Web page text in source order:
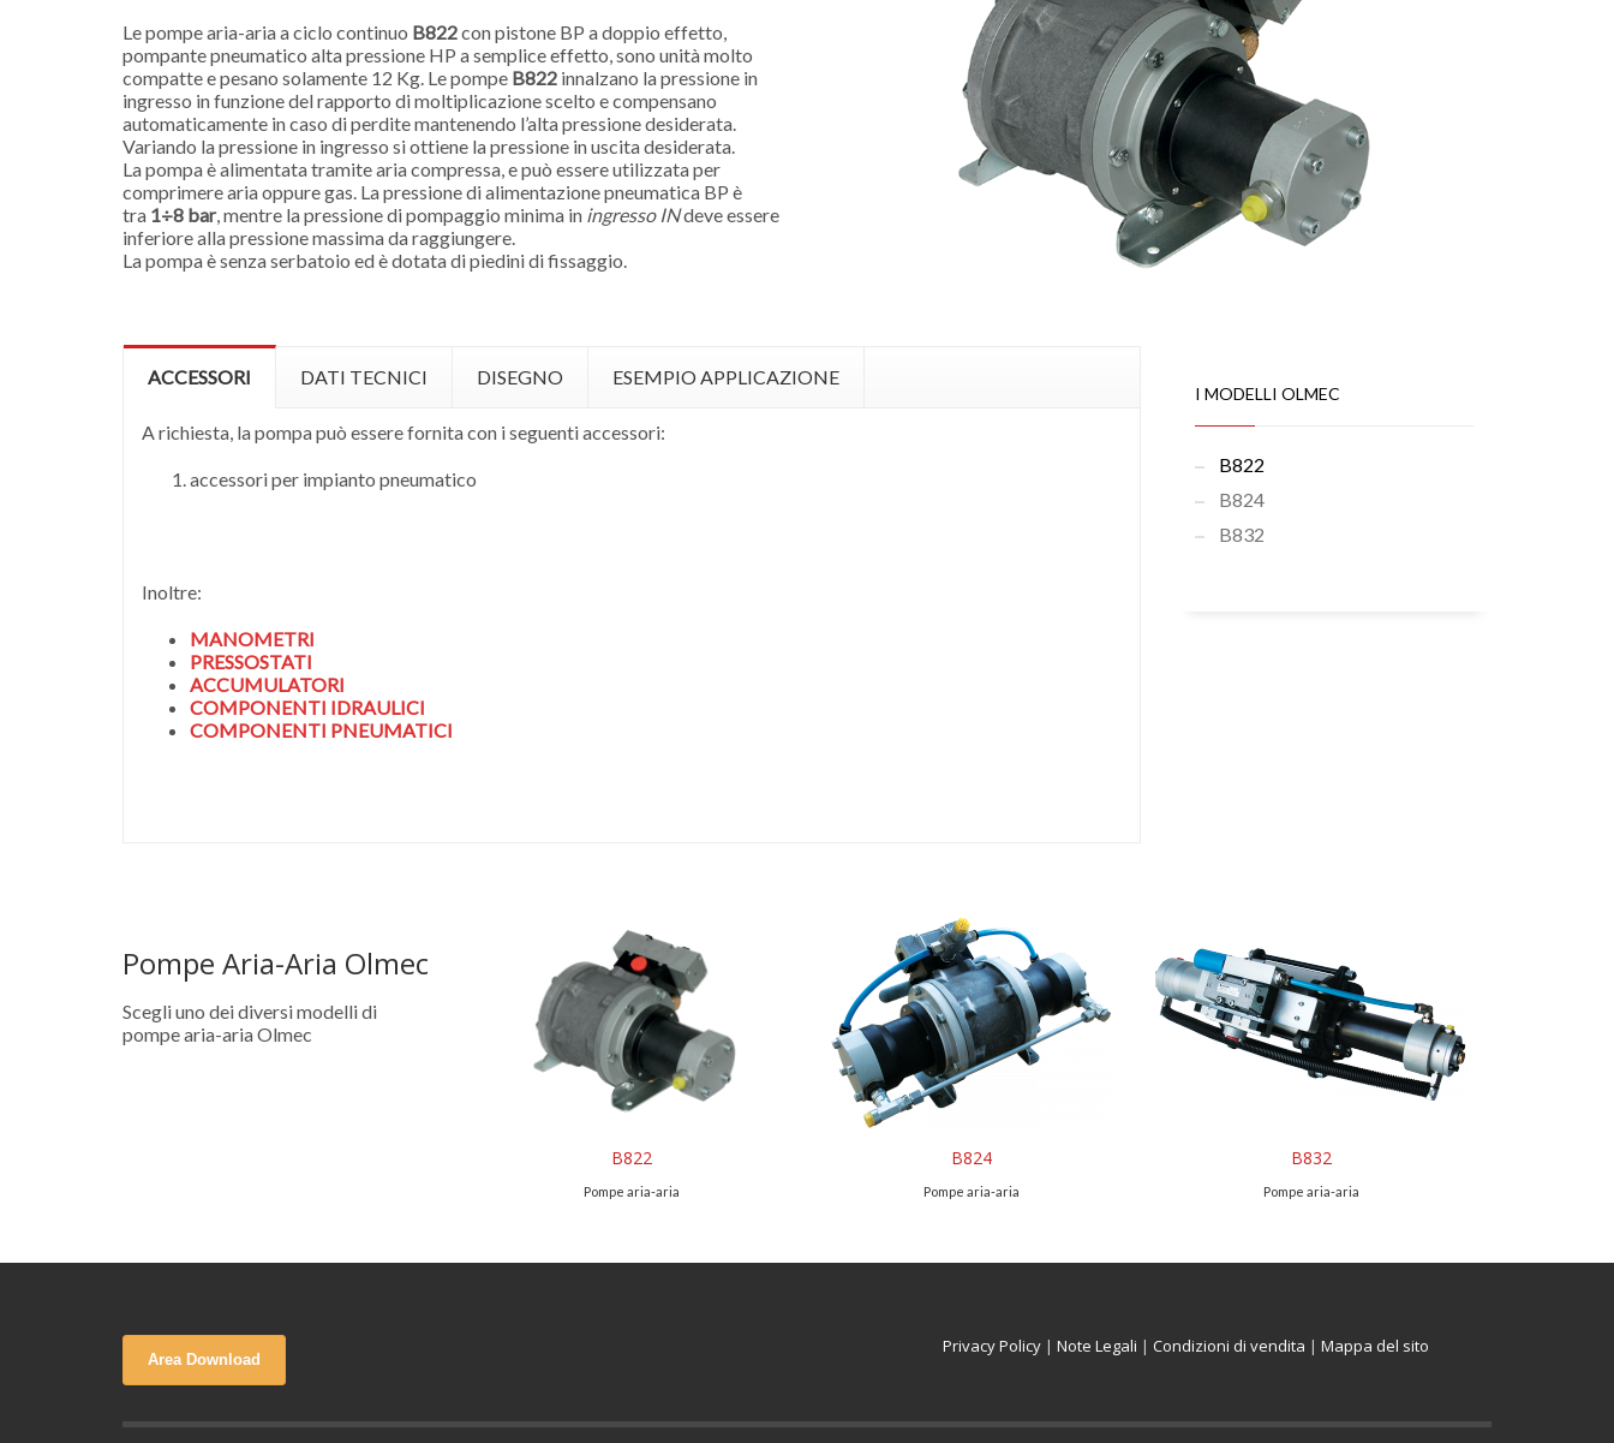
Le pompe aria-aria a ciclo continuo B822con pistone BP a doppio effetto,
pompante pneumatico alta pressione HP a semplice effetto, sono unità molto
compatte e pesano solamente 12 Kg. Le pompe B822 innalzano la pressione in
ingresso in funzione del rapporto di moltiplicazione scelto e compensano
automaticamente in caso di perdite mantenendo l’alta pressione desiderata.
Variando la pressione in ingresso si ottiene la pressione in uscita desiderata.
La pompa è alimentata tramite aria compressa, e può essere utilizzata per
comprimere aria oppure gas. La pressione di alimentazione pneumatica BP è
tra 1÷8 bar, mentre la pressione di pompaggio minima in ingresso INdeve essere
inferiore alla pressione massima da raggiungere.
La pompa è senza serbatoio ed è dotata di piedini di fissaggio.
ACCESSORI DATI TECNICI DISEGNO ESEMPIO APPLICAZIONE
A richiesta, la pompa può essere fornita con i seguenti accessori:
accessori per impianto pneumatico
Inoltre:
MANOMETRI
PRESSOSTATI
ACCUMULATORI
COMPONENTI IDRAULICI
COMPONENTI PNEUMATICI
I MODELLI OLMEC
B822
B824
B832
Pompe Aria-Aria Olmec
Scegli uno dei diversi modelli di
pompe aria-aria Olmec
B822
Pompe aria-aria
B824
Pompe aria-aria
B832
Pompe aria-aria
Area Download
Privacy Policy| Note Legali | Condizioni di vendita | Mappa del sito